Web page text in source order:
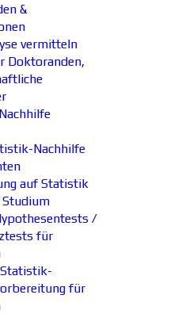
&
vermitteln
Doktoranden,
Nachhilfe
auf Statistik
Studium
/
für
Statistik-
für